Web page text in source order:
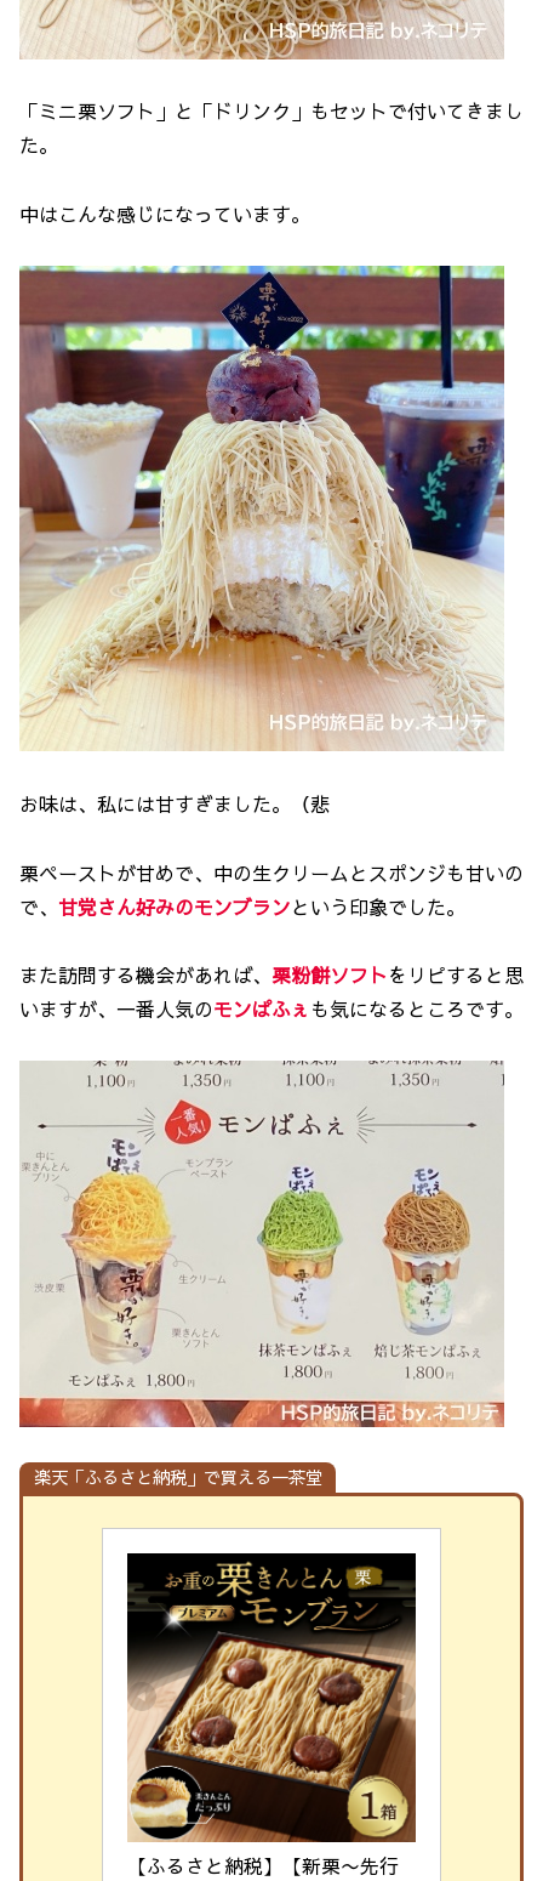
「ミニ栗ソフト」と「ドリンク」もセットで付いてきまし
た。
中はこんな感じになっています。
お味は、私には甘すぎました。（悲
栗ペーストが甘めで、中の生クリームとスポンジも甘いの
で、 甘党さん好みのモンブランという印象でした。
また訪問する機会があれば、 栗粉餅ソフトをリピすると思
いますが、一番人気のモンぱふぇ も気になるところです。
楽天「ふるさと納税」で買える一茶堂
【ふるさと納税】【新栗〜先行